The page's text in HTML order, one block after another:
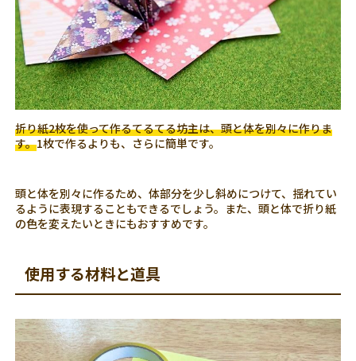
折り紙2枚を使って作るてるてる坊主は、頭と体を別々に作りま
す。1枚で作るよりも、さらに簡単です。
頭と体を別々に作るため、体部分を少し斜めにつけて、揺れてい
るように表現することもできるでしょう。また、頭と体で折り紙
の色を変えたいときにもおすすめです。
使用する材料と道具